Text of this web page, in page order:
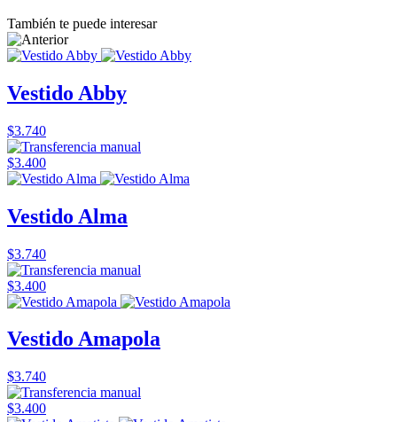
También te puede interesar
Vestido Abby
$3.740
$3.400
Vestido Alma
$3.740
$3.400
Vestido Amapola
$3.740
$3.400